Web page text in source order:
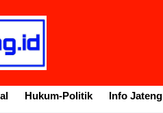
Hukum-Politik Info Jateng